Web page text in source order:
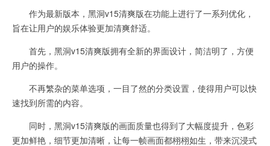
作为最新版本，黑洞v15清爽版在功能上进行了一系列优化，
旨在让用户的娱乐体验更加清爽舒适。
首先，黑洞v15清爽版拥有全新的界面设计，简洁明了，方便
用户的操作。
不再繁杂的菜单选项，一目了然的分类设置，使得用户可以快
速找到所需的内容。
同时，黑洞v15清爽版的画面质量也得到了大幅度提升，色彩
更加鲜艳，细节更加清晰，让每一帧画面都栩栩如生，带来沉浸式